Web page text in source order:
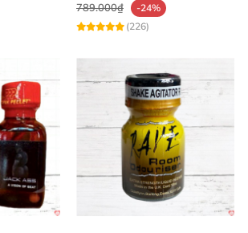
789.000₫
-24%
(226)